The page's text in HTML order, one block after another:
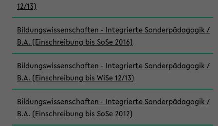
12/13)
Bildungswissenschaften - Integrierte Sonderpädagogik /
B.A. (Einschreibung bis SoSe 2016)
Bildungswissenschaften - Integrierte Sonderpädagogik /
B.A. (Einschreibung bis WiSe 12/13)
Bildungswissenschaften - Integrierte Sonderpädagogik /
B.A. (Einschreibung bis SoSe 2012)